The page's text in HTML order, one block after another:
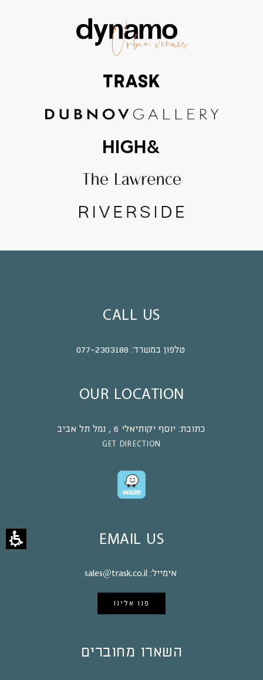
CALL US
טלפון במשרד: 077-2303188
OUR LOCATION
כתובת: יוסף יקותיאלי 6 , נמל תל אביב
GET DIRECTION
EMAIL US
אימייל: sales@trask.co.il
פנו אלינו
השארו מחוברים